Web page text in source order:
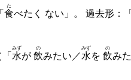
食
た
べたく ない」。 過去形：「
水
みず
が 飲
の
みたい／水
みず
を 飲
の
み